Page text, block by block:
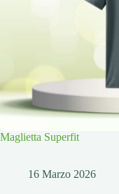
Maglietta Superfit
16 Marzo 2026